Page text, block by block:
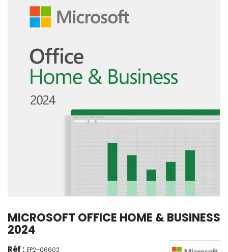
MICROSOFT OFFICE HOME & BUSINESS
2024
Réf : EP2-06602